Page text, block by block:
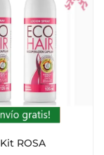
Kit ROSA